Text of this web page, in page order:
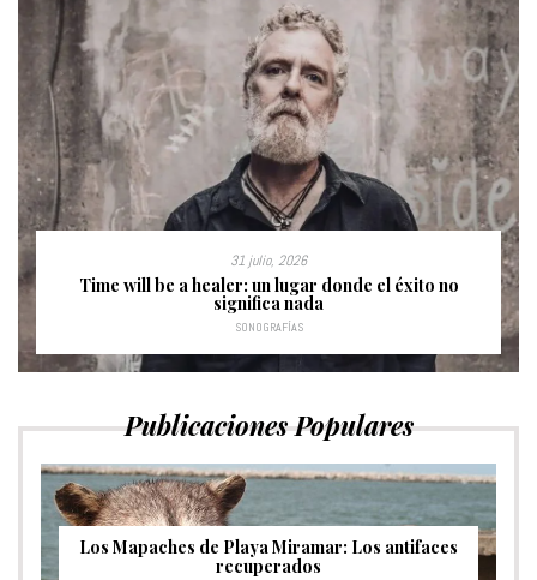
31 julio, 2026
Time will be a healer: un lugar donde el éxito no
significa nada
SONOGRAFÍAS
Publicaciones Populares
Los Mapaches de Playa Miramar: Los antifaces
recuperados